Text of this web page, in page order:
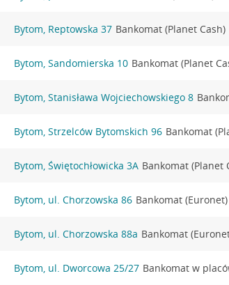
Bytom, Reptowska 37 Bankomat (Planet Cash)
Bytom, Sandomierska 10 Bankomat (Planet
Bytom, Stanisława Wojciechowskiego 8
Bytom, Strzelców Bytomskich 96 Bankomat
Bytom, Świętochłowicka 3A Bankomat (Planet
Bytom, ul. Chorzowska 86 Bankomat (Euronet)
Bytom, ul. Chorzowska 88a Bankomat
Bytom, ul. Dworcowa 25/27 Bankomat w